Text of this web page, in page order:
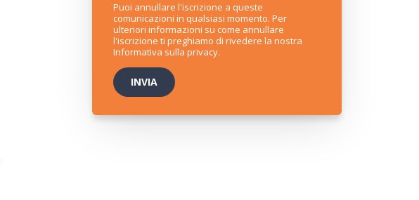
Puoi annullare l'iscrizione a queste
comunicazioni in qualsiasi momento. Per
ulteriori informazioni su come annullare
l'iscrizione ti preghiamo di rivedere la nostra
Informativa sulla privacy.